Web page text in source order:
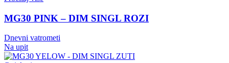
MG30 PINK – DIM SINGL ROZI
Dnevni vatrometi
Na upit